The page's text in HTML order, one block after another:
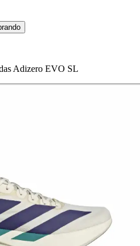
Adizero EVO SL